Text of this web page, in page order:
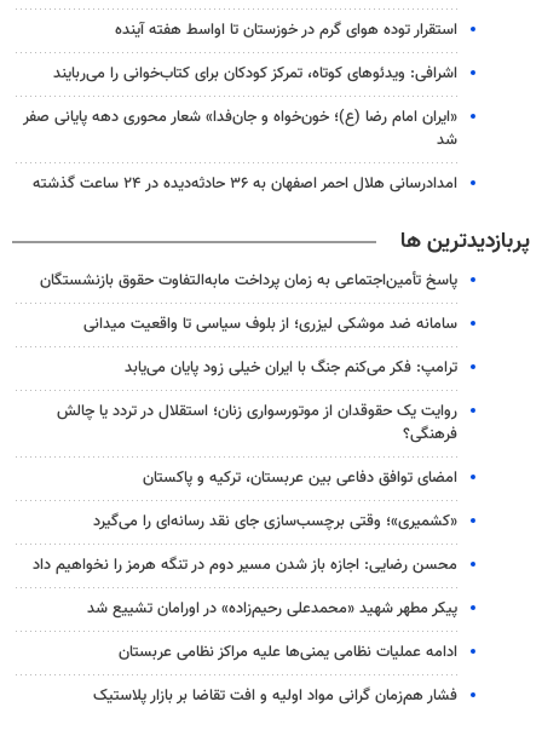
استقرار توده هوای گرم در خوزستان تا اواسط هفته آینده
اشرافی: ویدئوهای کوتاه، تمرکز کودکان برای کتاب‌خوانی را می‌ربایند
«ایران امام رضا (ع)؛ خون‌خواه و جان‌فدا» شعار محوری دهه پایانی صفر
شد
امدادرسانی هلال احمر اصفهان به ۳۶ حادثه‌دیده در ۲۴ ساعت گذشته
پربازدیدترین ها
پاسخ تأمین‌اجتماعی به زمان پرداخت مابه‌التفاوت حقوق بازنشستگان
سامانه ضد موشکی لیزری؛ از بلوف سیاسی تا واقعیت میدانی
ترامپ: فکر می‌کنم جنگ با ایران خیلی زود پایان می‌یابد
روایت یک حقوقدان از موتورسواری زنان؛ استقلال در تردد یا چالش
فرهنگی؟
امضای توافق دفاعی بین عربستان، ترکیه و پاکستان
«کشمیری»؛ وقتی برچسب‌سازی جای نقد رسانه‌ای را می‌گیرد
محسن رضایی: اجازه باز شدن مسیر دوم در تنگه هرمز را نخواهیم داد
پیکر مطهر شهید «محمدعلی رحیم‌زاده» در اورامان تشییع شد
ادامه عملیات نظامی یمنی‌ها علیه مراکز نظامی عربستان
فشار هم‌زمان گرانی مواد اولیه و افت تقاضا بر بازار پلاستیک